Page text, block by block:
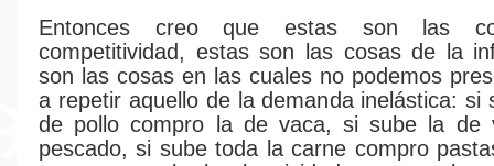
Entonces creo que estas son las
competitividad, estas son las cosas de la
son las cosas en las cuales no podemos
a repetir aquello de la demanda inelástica: si
de pollo compro la de vaca, si sube la de
pescado, si sube toda la carne compro